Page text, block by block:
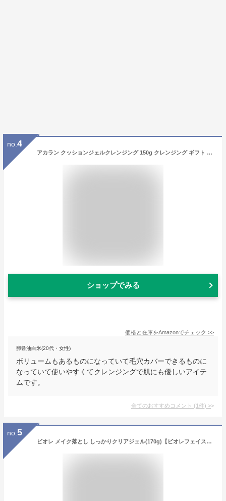
no. 4
アカラン クッションジェルクレンジング 150g クレンジング ギフト メイク落とし プレゼント クレンジングジェル 化粧落とし 敏感肌 乾燥肌 毛穴 毛穴洗浄 角質
ショップでみる
価格と在庫をAmazonでチェック >>
卵醤油白米(20代・女性)
ボリュームもあるものになっていて毛穴カバーできるものに
なっていて使いやすくてクレンジングで肌にも優しいアイテ
ムです。
全てのおすすめコメント (1件) >
no. 5
ビオレ メイク落とし しっかりクリアジェル(170g)【ビオレフェイスケア】